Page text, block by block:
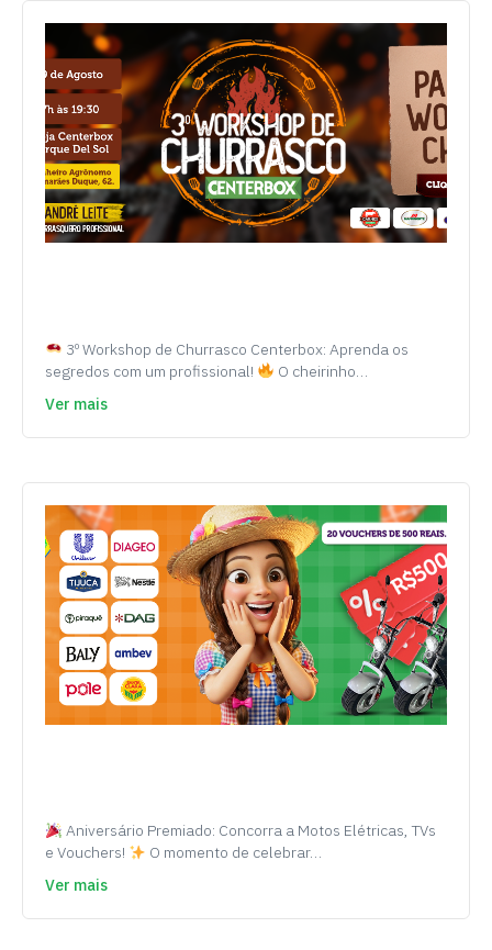
3º Workshop de Churrasco Centerbox: Aprenda os
segredos com um profissional!
O cheirinho…
Ver mais
Aniversário Premiado: Concorra a Motos Elétricas, TVs
e Vouchers!
O momento de celebrar…
Ver mais